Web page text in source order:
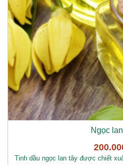
Ngọc
Tinh dầu ngọc lan tây được chiết